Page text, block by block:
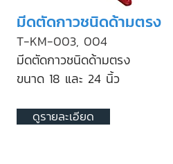
มีดตัดกาวชนิดด้ามตรง
T-KM-003, 004
มีดตัดกาวชนิดด้ามตรง
ขนาด 18 และ 24 นิ้ว
ดูรายละเอียด